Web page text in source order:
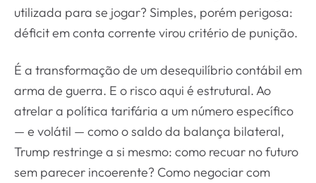
utilizada para se jogar? Simples, porém perigosa:
déficit em conta corrente virou critério de punição.
É a transformação de um desequilíbrio contábil em
arma de guerra. E o risco aqui é estrutural. Ao
atrelar a política tarifária a um número específico
— e volátil — como o saldo da balança bilateral,
Trump restringe a si mesmo: como recuar no futuro
sem parecer incoerente? Como negociar com